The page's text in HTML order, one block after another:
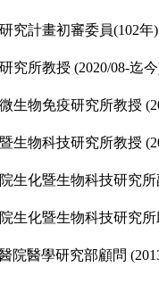
究計畫初審委員(102年)
究所教授 (2020/08-迄今
生物免疫研究所教授 (
生物科技研究所教授
生化暨生物科技研究所
生化暨生物科技研究
院醫學研究部顧問